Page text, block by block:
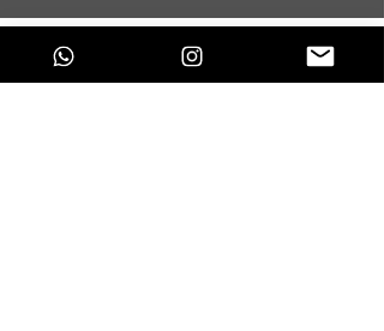
Horario y ubicación